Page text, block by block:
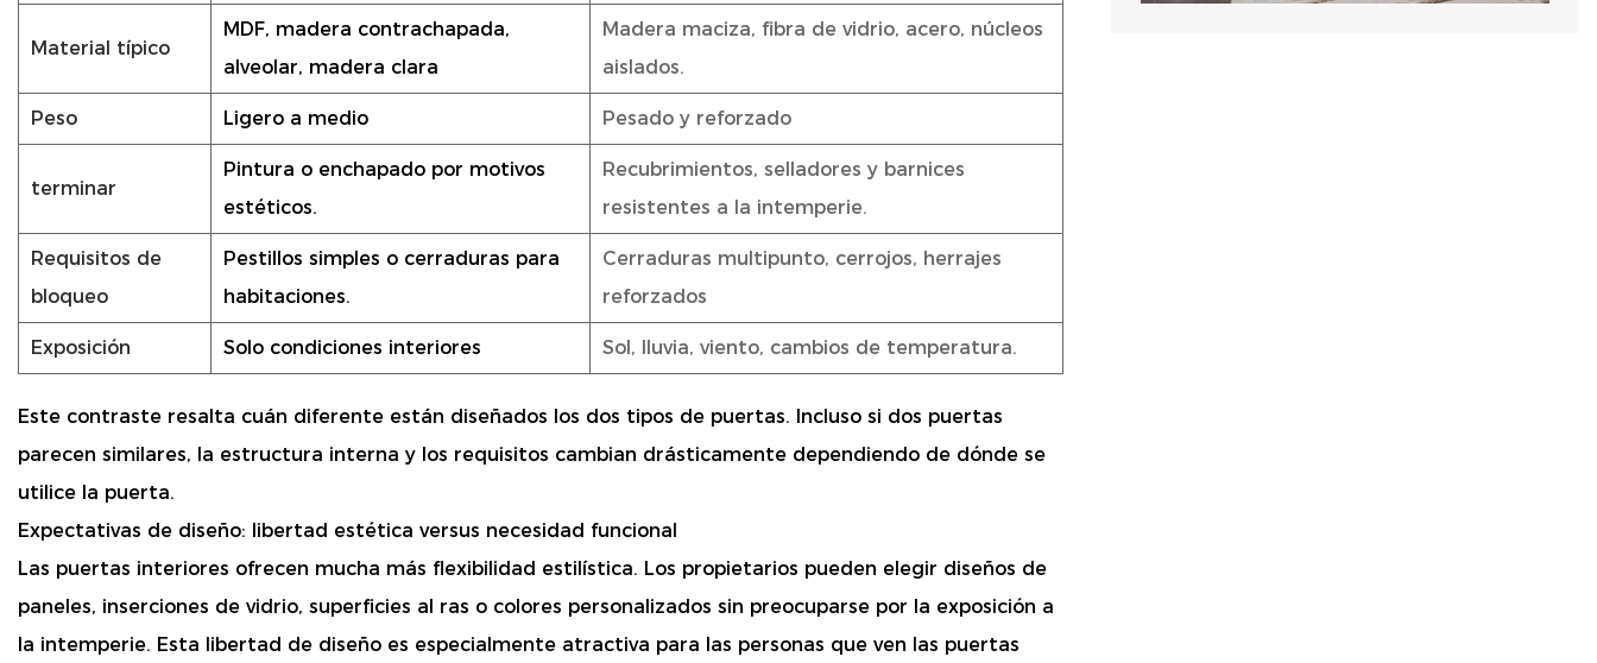
Material típico
MDF, madera contrachapada,
alveolar, madera clara
Madera maciza, fibra de vidrio, acero, núcleos
aislados.
Peso Ligero a medio Pesado y reforzado
terminar
Pintura o enchapado por motivos
estéticos.
Recubrimientos, selladores y barnices
resistentes a la intemperie.
Requisitos de
bloqueo
Pestillos simples o cerraduras para
habitaciones.
Cerraduras multipunto, cerrojos, herrajes
reforzados
Exposición Solo condiciones interiores Sol, lluvia, viento, cambios de temperatura.
Este contraste resalta cuán diferente están diseñados los dos tipos de puertas. Incluso si dos puertas
parecen similares, la estructura interna y los requisitos cambian drásticamente dependiendo de dónde se
utilice la puerta.
Expectativas de diseño: libertad estética versus necesidad funcional
Las puertas interiores ofrecen mucha más flexibilidad estilística. Los propietarios pueden elegir diseños de
paneles, inserciones de vidrio, superficies al ras o colores personalizados sin preocuparse por la exposición a
la intemperie. Esta libertad de diseño es especialmente atractiva para las personas que ven las puertas